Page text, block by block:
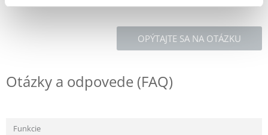
OPÝTAJTE SA NA OTÁZKU
Otázky a odpovede (FAQ)
Funkcie